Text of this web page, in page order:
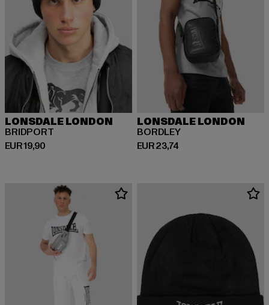
LONSDALE LONDON
BRIDPORT
EUR 19,90
Huidige prijs: EUR 19,90
LONSDALE LONDON
BORDLEY
EUR 23,74
Huidige prijs: EUR 23,74